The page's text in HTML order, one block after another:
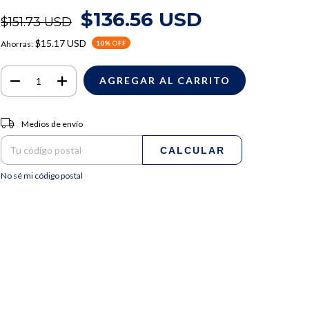
$151.73 USD $136.56 USD
Ahorras: $15.17 USD 10% OFF
Entregas para el CP:
Medios de envío
CALCULAR
No sé mi código postal